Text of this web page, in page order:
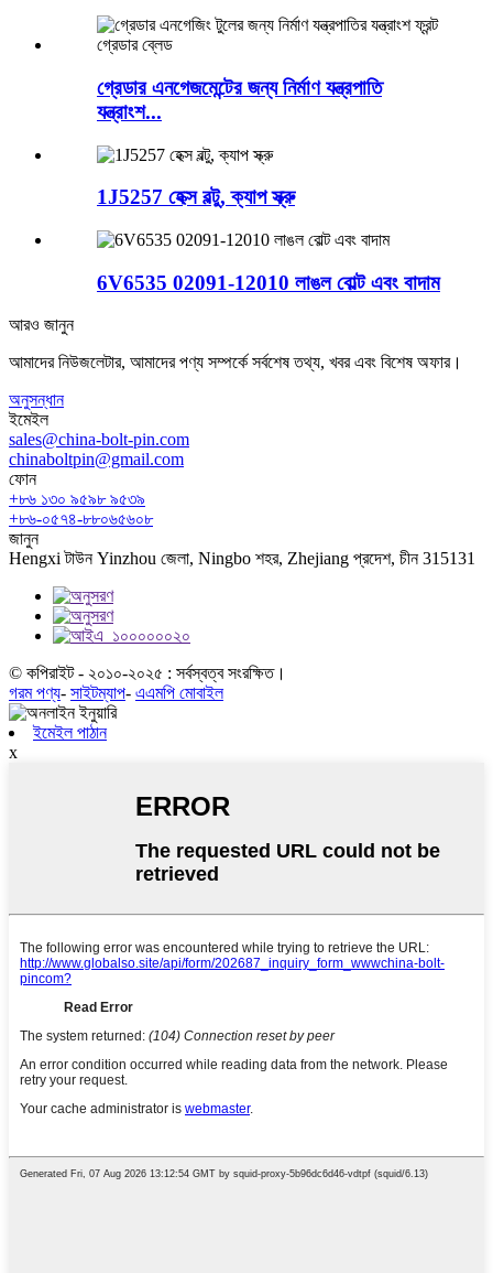
গ্রেডার এনগেজমেন্টের জন্য নির্মাণ যন্ত্রপাতি
যন্ত্রাংশ...
1J5257 হেক্স বল্টু, ক্যাপ স্ক্রু
6V6535 02091-12010 লাঙল বোল্ট এবং বাদাম
আরও জানুন
আমাদের নিউজলেটার, আমাদের পণ্য সম্পর্কে সর্বশেষ তথ্য, খবর এবং বিশেষ অফার।
অনুসন্ধান
ইমেইল
sales@china-bolt-pin.com
chinaboltpin@gmail.com
ফোন
+৮৬ ১৩০ ৯৫৯৮ ৯৫৩৯
+৮৬-০৫৭৪-৮৮০৬৫৬০৮
জানুন
Hengxi টাউন Yinzhou জেলা, Ningbo শহর, Zhejiang প্রদেশ, চীন 315131
© কপিরাইট - ২০১০-২০২৫ : সর্বস্বত্ব সংরক্ষিত।
গরম পণ্য- সাইটম্যাপ- এএমপি মোবাইল
ইমেইল পাঠান
x